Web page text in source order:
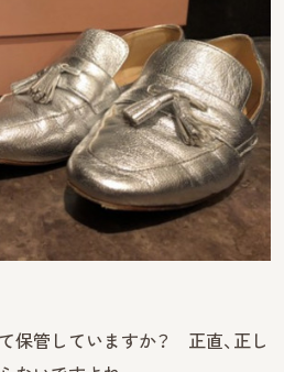
保管していますか？ 正直、正し